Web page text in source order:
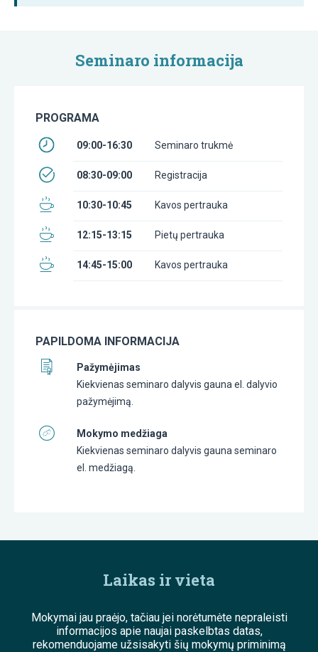
Seminaro informacija
PROGRAMA
09:00-16:30 Seminaro trukmė
08:30-09:00 Registracija
10:30-10:45 Kavos pertrauka
12:15-13:15 Pietų pertrauka
14:45-15:00 Kavos pertrauka
PAPILDOMA INFORMACIJA
Pažymėjimas
Kiekvienas seminaro dalyvis gauna el. dalyvio
pažymėjimą.
Mokymo medžiaga
Kiekvienas seminaro dalyvis gauna seminaro
el. medžiagą.
Laikas ir vieta
Mokymai jau praėjo, tačiau jei norėtumėte nepraleisti
informacijos apie naujai paskelbtas datas,
rekomenduojame užsisakyti šių mokymų priminimą